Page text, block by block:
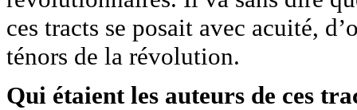
ces tracts se posait avec acuité,
ténors de la révolution.
Qui étaient les auteurs de ces